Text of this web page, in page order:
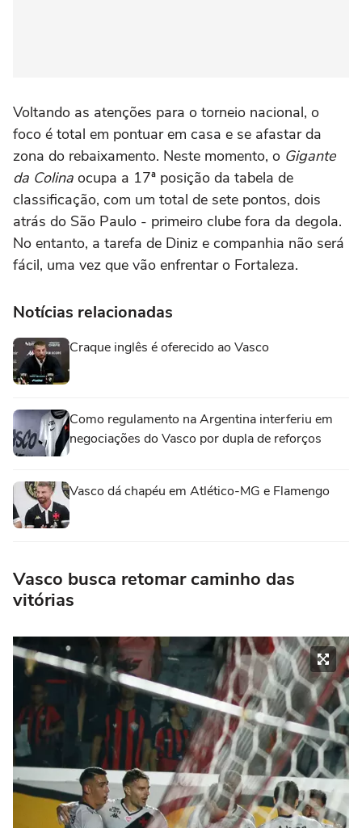
Voltando as atenções para o torneio nacional, o
foco é total em pontuar em casa e se afastar da
zona do rebaixamento. Neste momento, o Gigante
da Colina ocupa a 17ª posição da tabela de
classificação, com um total de sete pontos, dois
atrás do São Paulo - primeiro clube fora da degola.
No entanto, a tarefa de Diniz e companhia não será
fácil, uma vez que vão enfrentar o Fortaleza.
Notícias relacionadas
Craque inglês é oferecido ao Vasco
Como regulamento na Argentina interferiu em
negociações do Vasco por dupla de reforços
Vasco dá chapéu em Atlético-MG e Flamengo
Vasco busca retomar caminho das
vitórias